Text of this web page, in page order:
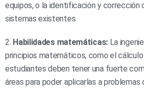
equipos, o la identificación y corrección
sistemas existentes.
2. Habilidades matemáticas:La
principios matemáticos, como el
estudiantes deben tener una fuerte
áreas para poder aplicarlas a problemas